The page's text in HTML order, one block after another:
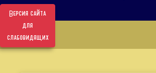
Версия сайта
для
слабовидящих